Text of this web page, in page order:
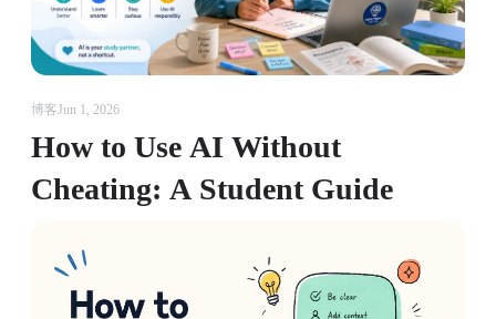
博客Jun 1, 2026
How to Use AI Without
Cheating: A Student Guide